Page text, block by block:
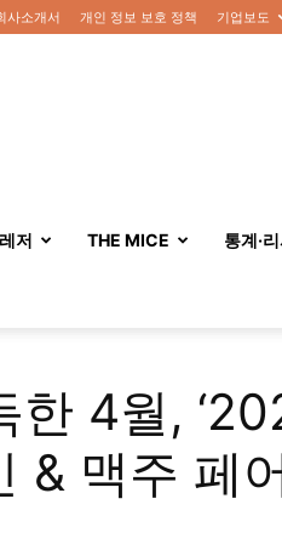
사소개서 개인 정보 보호 정책 기업보도
레저 THE MICE 통계·
한 4월,
& 맥주 페